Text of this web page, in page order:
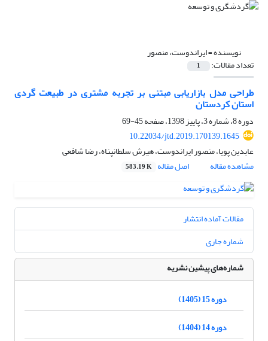
نویسنده =ایراندوست، منصور
تعداد مقالات: 1
طراحی مدل بازاریابی مبتنی بر تجربه مشتری در طبیعت گردی
استان کردستان
دوره 8، شماره 3، پاییز 1398، صفحه
45-69
10.22034/jtd.2019.170139.1645
عابدین پویا، منصور ایراندوست، هیرش سلطانپناه، رضا شافعی
مشاهده مقاله
اصل مقاله 583.19 K
مقالات آماده انتشار
شماره جاری
شماره‌های پیشین نشریه
دوره 15 (1405)
دوره 14 (1404)